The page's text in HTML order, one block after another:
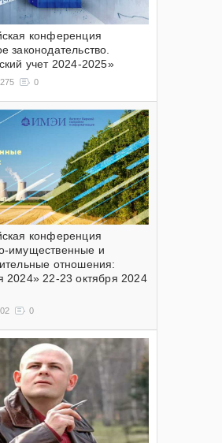
конференция
законодательство.
учет 2024-2025»
0
конференция
имущественные и
отношения:
2024» 22-23 октября 2024
0